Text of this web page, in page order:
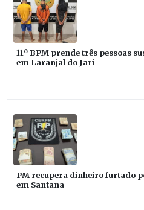
11º BPM prende três pessoas
em Laranjal do Jari
PM recupera dinheiro furtado
em Santana